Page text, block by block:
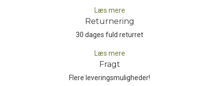
Læs mere
Returnering
30 dages fuld returret
Læs mere
Fragt
Flere leveringsmuligheder!